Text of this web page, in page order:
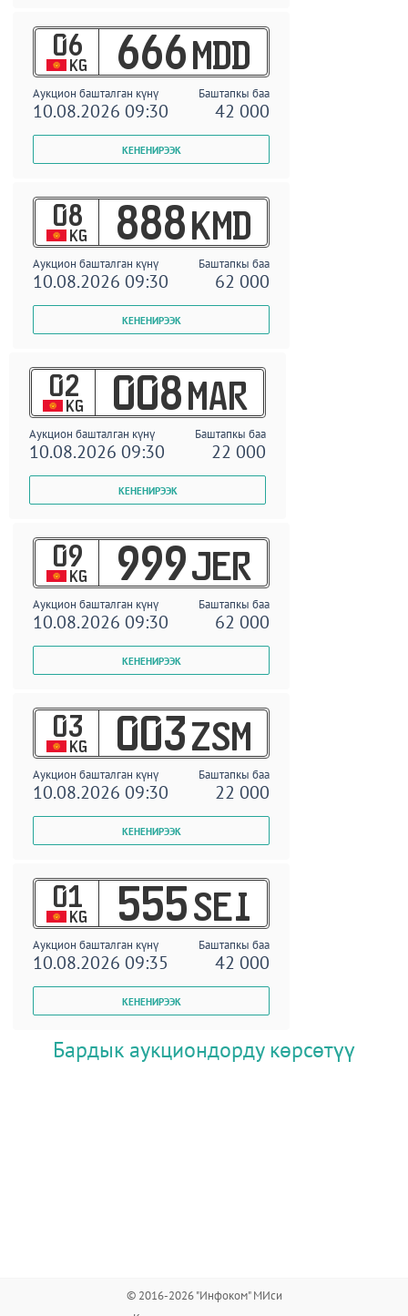
06
KG 666 MDD
Аукцион башталган күнү Баштапкы баа
10.08.2026 09:30 42 000
08
KG 888 KMD
Аукцион башталган күнү Баштапкы баа
10.08.2026 09:30 62 000
02
KG 008 MAR
Аукцион башталган күнү Баштапкы баа
10.08.2026 09:30 22 000
09
KG 999 JER
Аукцион башталган күнү Баштапкы баа
10.08.2026 09:30 62 000
03
KG 003 ZSM
Аукцион башталган күнү Баштапкы баа
10.08.2026 09:30 22 000
01
KG 555 SEI
Аукцион башталган күнү Баштапкы баа
10.08.2026 09:35 42 000
Бардык аукциондорду көрсөтүү
© 2016-2026 "Инфоком" МИси